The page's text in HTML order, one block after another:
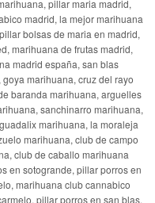
pillar maria madrid,
madrid, la mejor marihuana
bolsas de maria en madrid,
marihuana de frutas madrid,
madrid españa, san blas
marihuana, cruz del rayo
baranda marihuana, arguelles
sanchinarro marihuana,
marihuana, la moraleja
marihuana, club de campo
club de caballo marihuana
en sotogrande, pillar porros en
marihuana club cannabico
pillar porros en san blas,